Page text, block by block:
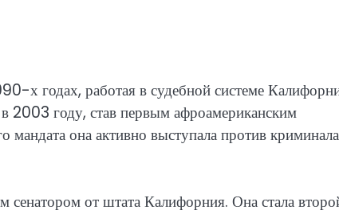
х годах, работая в судебной системе
году, став первым афроамериканским
она активно выступала против
от штата Калифорния. Она стала